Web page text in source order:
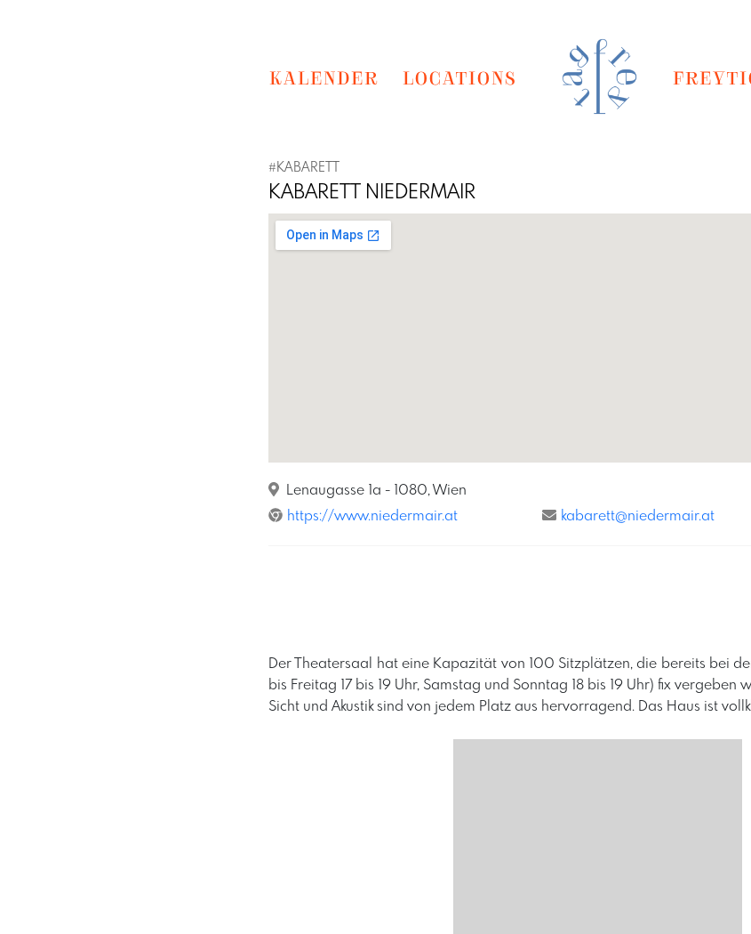
KALENDER LOCATIONS
#KABARETT
KABARETT NIEDERMAIR
Lenaugasse 1a - 1080, Wien
https://www.niedermair.at
kabarett@niedermair.at
Der Theatersaal hat eine Kapazität von 100 Sitzplätzen, die bereits bei
bis Freitag 17 bis 19 Uhr, Samstag und Sonntag 18 bis 19 Uhr) fix vergeben
Sicht und Akustik sind von jedem Platz aus hervorragend. Das Haus ist